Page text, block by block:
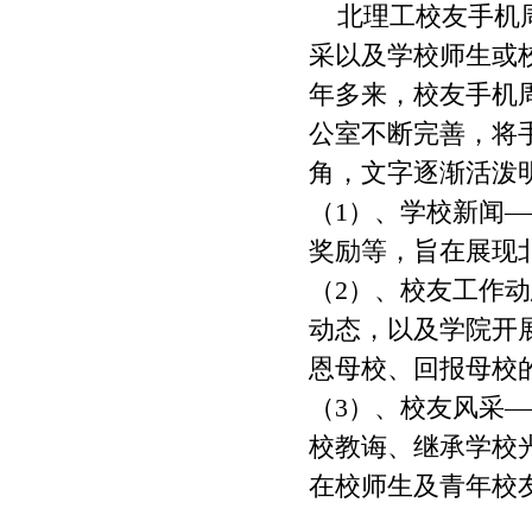
北理工校友手机
采以及学校师生或
年多来，校友手机
公室不断完善，将
角，文字逐渐活泼
（1）、学校新
奖励等，旨在展现
（2）、校友工
动态，以及学院开
恩母校、回报母校
（3）、校友风
校教诲、继承学校
在校师生及青年校